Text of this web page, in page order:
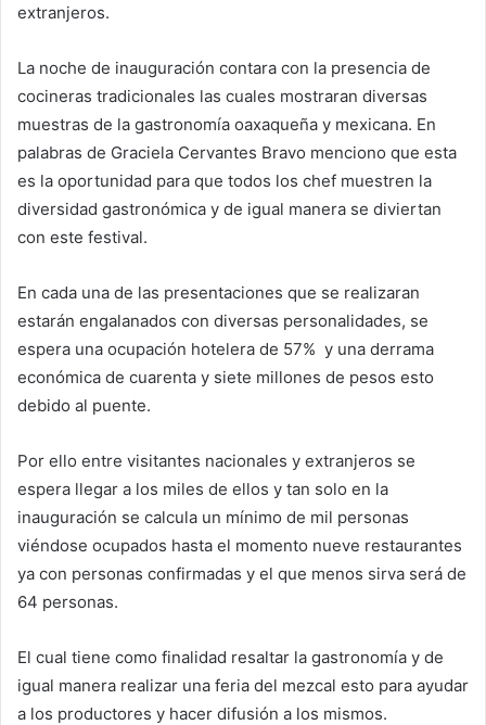
extranjeros.
La noche de inauguración contara con la presencia de
cocineras tradicionales las cuales mostraran diversas
muestras de la gastronomía oaxaqueña y mexicana. En
palabras de Graciela Cervantes Bravo menciono que esta
es la oportunidad para que todos los chef muestren la
diversidad gastronómica y de igual manera se diviertan
con este festival.
En cada una de las presentaciones que se realizaran
estarán engalanados con diversas personalidades, se
espera una ocupación hotelera de 57% y una derrama
económica de cuarenta y siete millones de pesos esto
debido al puente.
Por ello entre visitantes nacionales y extranjeros se
espera llegar a los miles de ellos y tan solo en la
inauguración se calcula un mínimo de mil personas
viéndose ocupados hasta el momento nueve restaurantes
ya con personas confirmadas y el que menos sirva será de
64 personas.
El cual tiene como finalidad resaltar la gastronomía y de
igual manera realizar una feria del mezcal esto para ayudar
a los productores y hacer difusión a los mismos.